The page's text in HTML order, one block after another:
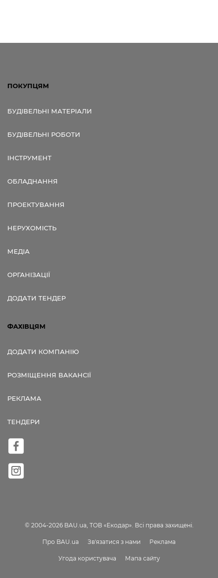
ПОКУПЦЯМ
БУДІВЕЛЬНІ МАТЕРІАЛИ
БУДІВЕЛЬНІ РОБОТИ
ІНСТРУМЕНТ
ОБЛАДНАННЯ
ПРОЕКТУВАННЯ
НЕРУХОМІСТЬ
МЕДІА
ОРГАНІЗАЦІЇ
ДОДАТИ ТЕНДЕР
ФАХІВЦЯМ
ДОДАТИ КОМПАНІЮ
РОЗМІЩЕННЯ ВАКАНСІЇ
РЕКЛАМА
ТЕНДЕРИ
© 2004-2026 BAU.ua, ТОВ «Екодар». Всі права захищені.
Про BAU.ua Зв'язатися з нами Реклама
Угода користувача Мапа сайту